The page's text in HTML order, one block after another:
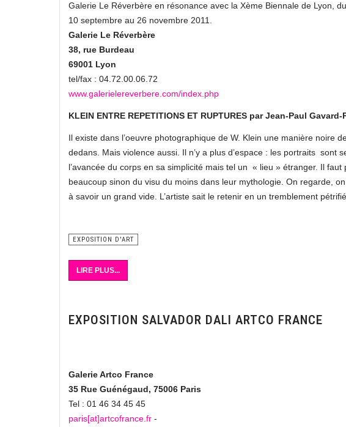
Galerie Le Réverbère en résonance avec la Xème Biennale de Lyon, du
10 septembre au 26 novembre 2011.
Galerie Le Réverbère
38, rue Burdeau
69001 Lyon
tel/fax : 04.72.00.06.72
www.galerielereverbere.com/index.php
KLEIN ENTRE REPETITIONS ET RUPTURES par Jean-Paul Gavard-
Il existe dans l’oeuvre photographique de W. Klein une manière noire
dedans. Mais violence aussi. Il n’y a plus d’espace : les portraits
l’avancée du corps en sa simplicité mais tel un « lieu » étranger. Il
beaucoup sinon du visu du moins dans leur mythologie. On regarde,
à savoir un grand vide. L’artiste sait le retenir en un tremblement
EXPOSITION D'ART
LIRE PLUS...
EXPOSITION SALVADOR DALI ARTCO FRANCE
Galerie Artco France
35 Rue Guénégaud, 75006 Paris
Tel : 01 46 34 45 45
paris[at]artcofrance.fr -